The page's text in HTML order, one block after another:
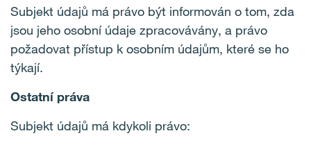
Subjekt údajů má právo být informován o tom, zda
jsou jeho osobní údaje zpracovávány, a právo
požadovat přístup k osobním údajům, které se ho
týkají.
Ostatní práva
Subjekt údajů má kdykoli právo: